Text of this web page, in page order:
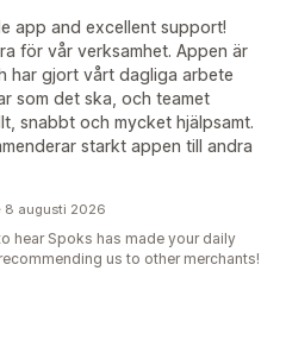
app and excellent support!
för vår verksamhet. Appen är
har gjort vårt dagliga arbete
som det ska, och teamet
snabbt och mycket hjälpsamt.
starkt appen till andra
8 augusti 2026
hear Spoks has made your daily
us to other merchants!